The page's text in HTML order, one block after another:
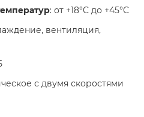
: от +18°C до +45°C
вентиляция,
с двумя скоростями